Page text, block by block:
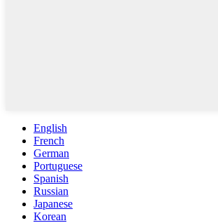
English
French
German
Portuguese
Spanish
Russian
Japanese
Korean